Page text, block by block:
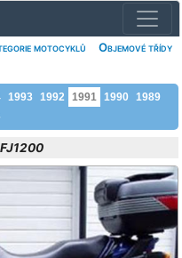
motocyklů
Objemové třídy
1993 1992 1991 1990 1989